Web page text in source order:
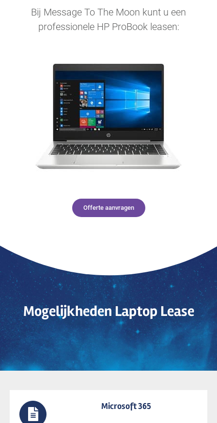
Bij Message To The Moon kunt u een
professionele HP ProBook leasen:
Offerte aanvragen
Mogelijkheden Laptop Lease
Microsoft 365